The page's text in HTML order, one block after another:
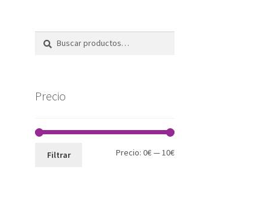
Precio
Precio
Precio
Filtrar Precio: 0€—10€